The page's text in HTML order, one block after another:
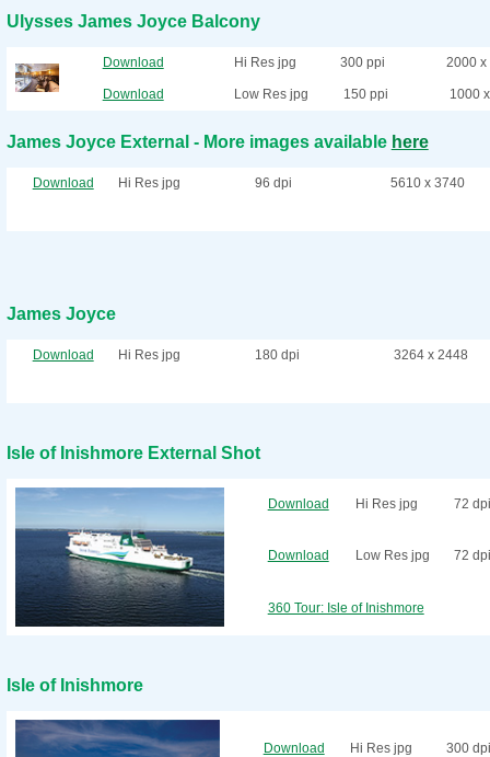
Ulysses James Joyce Balcony
Download Hi Res jpg 300 ppi 2000 x
Download Low Res jpg 150 ppi 1000
James Joyce External - More images available here
Download Hi Res jpg 96 dpi 5610 x 3740
James Joyce
Download Hi Res jpg 180 dpi 3264 x 2448
Isle of Inishmore External Shot
Download Hi Res jpg 72 dpi
Download Low Res jpg 72 dpi
360 Tour: Isle of Inishmore
Isle of Inishmore
Download Hi Res jpg 300 dpi